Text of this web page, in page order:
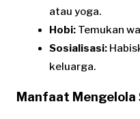
atau yoga.
Hobi: Temukan
Sosialisasi:
keluarga.
Manfaat Mengelola